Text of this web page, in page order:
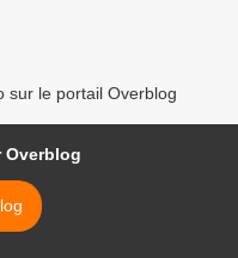
sur le portail Overblog
Overblog